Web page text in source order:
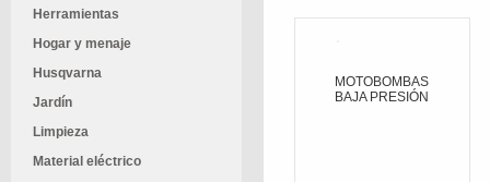
Herramientas
Hogar y menaje
Husqvarna
Jardín
Limpieza
Material eléctrico
MOTOBOMBAS
BAJA PRESIÓN